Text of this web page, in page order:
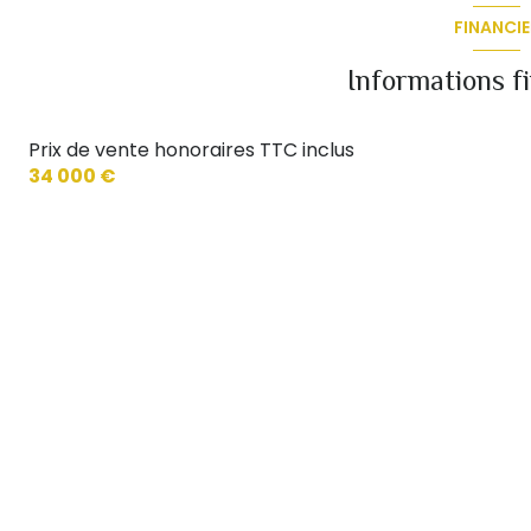
Informations
Prix de vente honoraires TTC inclus
34 000 €